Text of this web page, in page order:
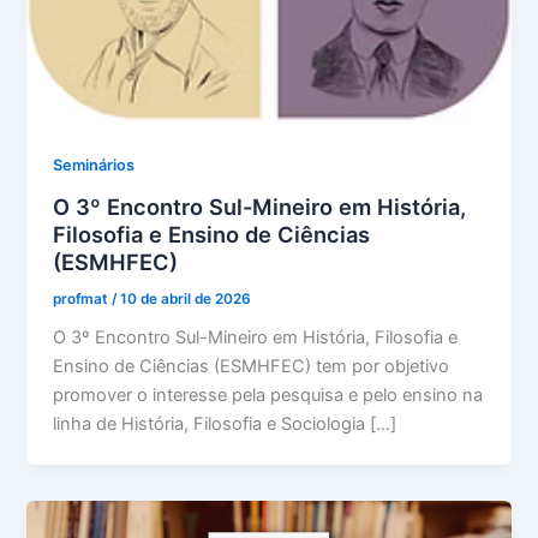
Seminários
O 3º Encontro Sul-Mineiro em História,
Filosofia e Ensino de Ciências
(ESMHFEC)
profmat /10 de abril de 2026
O 3º Encontro Sul-Mineiro em História, Filosofia e
Ensino de Ciências (ESMHFEC) tem por objetivo
promover o interesse pela pesquisa e pelo ensino na
linha de História, Filosofia e Sociologia […]